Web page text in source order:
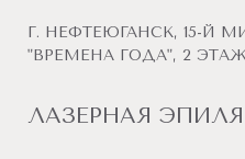
Г. НЕФТЕЮГАНСК, 15-Й
"ВРЕМЕНА ГОДА", 2
ЛАЗЕРНАЯ